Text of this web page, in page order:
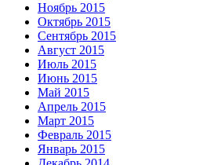
Ноябрь 2015
Октябрь 2015
Сентябрь 2015
Август 2015
Июль 2015
Июнь 2015
Май 2015
Апрель 2015
Март 2015
Февраль 2015
Январь 2015